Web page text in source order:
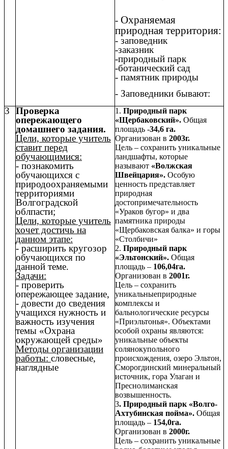
- Охраняемая
природная территория:
- заповедник
-заказник
-природный парк
-ботанический сад
- памятник природы
- Заповедники бывают:
3
Проверка
опережающего
домашнего задания.
Цели, которые учитель
ставит перед
обучающимися:
- познакомить
обучающихся с
природоохраняемыми
территориями
Волгоградской
облпасти;
Цели, которые учитель
хочет достичь на
данном этапе:
- расширить кругозор
обучающихся по
данной теме.
Задачи:
- проверить
опережающее задание,
- довести до сведения
учащихся нужность и
важность изучения
темы «Охрана
окружающей среды»
Методы организации
работы: словесные,
наглядные
1. Природный парк
«Щербаковский». Общая
площадь -34,6 га.
Организован в 2003г.
Цель – сохранить уникальные
ландшафты, которые
называют «Волжская
Швейцария». Особую
ценность представляет
природная
достопримечательность
«Ураков бугор» и два
памятника природы
«Щербаковская балка» и горы
«Столбичи»
2. Природный парк
«Эльтонский». Общая
площадь – 106,04га.
Организован в 2001г.
Цель – сохранить
уникальныеприродные
комплексы и
бальнологические ресурсы
«Приэльтонья». Объектами
особой охраны являются:
уникальные объекты
солянокупольного
происхождения, озеро Эльтон,
Сморогдинский минеральный
источник, гора Улаган и
Преснолиманская
возвышенность.
3. Природный парк «Волго-
Ахтубинская пойма». Общая
площадь – 154,0га.
Организован в 2000г.
Цель – сохранить уникальные